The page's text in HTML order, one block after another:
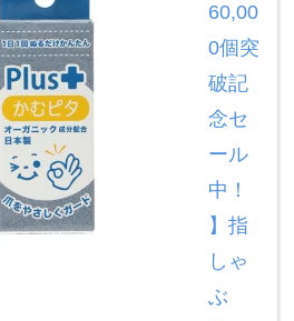
60,00
0個突
破記
念セ
ール
中！
】指
しゃ
ぶ